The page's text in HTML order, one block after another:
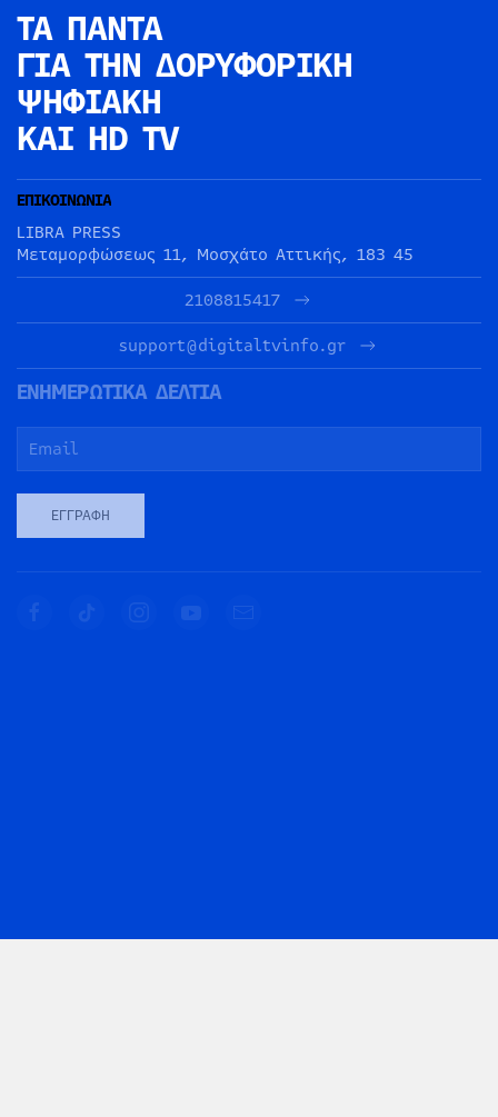
ΤΑ ΠΑΝΤΑ
ΓΙΑ ΤΗΝ ΔΟΡΥΦΟΡΙΚΗ
ΨΗΦΙΑΚΗ
ΚΑΙ HD TV
ΕΠΙΚΟΙΝΩΝΙΑ
LIBRA PRESS
Μεταμορφώσεως 11, Μοσχάτο Αττικής, 183 45
2108815417
support@digitaltvinfo.gr
ΕΝΗΜΕΡΩΤΙΚΑ ΔΕΛΤΙΑ
ΕΓΓΡΑΦΉ